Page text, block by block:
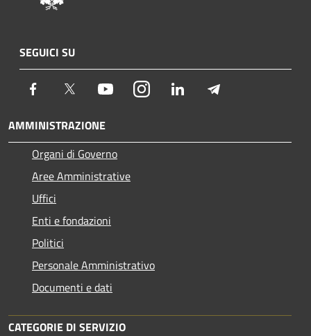
SEGUICI SU
Facebook Twitter YoutubeInstagram LinkedIn
AMMINISTRAZIONE
Organi di Governo
Aree Amministrative
Uffici
Enti e fondazioni
Politici
Personale Amministrativo
Documenti e dati
CATEGORIE DI SERVIZIO